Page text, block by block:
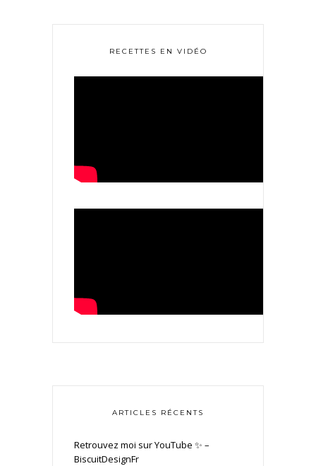
RECETTES EN VIDÉO
ARTICLES RÉCENTS
Retrouvez moi sur YouTube ✨ –
BiscuitDesignFr